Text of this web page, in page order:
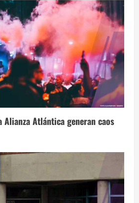
Atlántica generan caos